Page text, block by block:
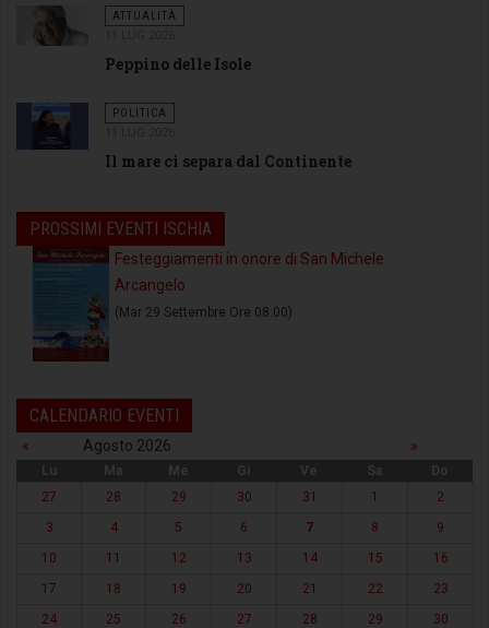
ATTUALITÀ
Peppino delle Isole
POLITICA
Il mare ci separa dal Continente
PROSSIMI EVENTI ISCHIA
Festeggiamenti in onore di San Michele
Arcangelo
(Mar 29 Settembre Ore 08:00)
CALENDARIO EVENTI
« Agosto 2026 »
Lu Ma Me Gi Ve Sa
Do
27
28 29 30 31 1
2
3
4 5 6 7 8
9
10
11 12 13 14 15
16
17
18 19 20 21 22
23
24
25 26 27 28 29
30